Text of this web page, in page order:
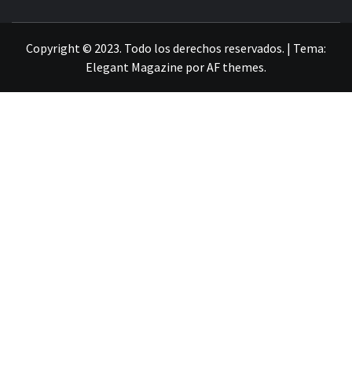
Copyright © 2023. Todo los derechos reservados. | Tema:
Elegant Magazine porAF themes.